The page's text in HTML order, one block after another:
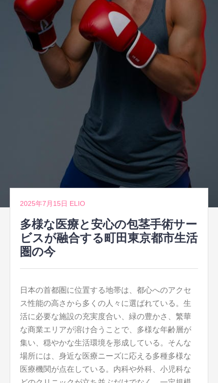
2025年7月15日 ELIO
多様な医療と安心の包茎手術サー
ビスが融合する町田東京都市生活
圏の今
日本の首都圏に位置する地帯は、都心へのアクセ
ス性能の高さから多くの人々に選ばれている。 生
活に必要な施設の充実度合い、緑の豊かさ、繁華
な商業エリアが溶け合うことで、多様な年齢層が
集い、穏やかな生活環境を形成している。そんな
場所には、身近な医療ニーズに応える多種多様な
医療機関が点在している。内科や外科、小児科な